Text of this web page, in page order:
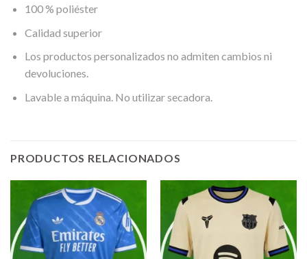
100 % poliéster
Calidad superior
Los productos personalizados no admiten cambios ni
devoluciones.
Lavable a máquina. No utilizar secadora.
PRODUCTOS RELACIONADOS